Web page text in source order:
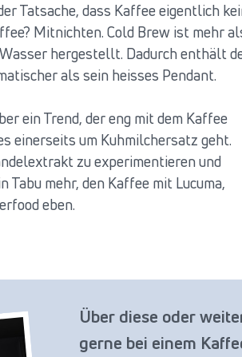
Tatsache, dass Kaffee eigentlich
Mitnichten. Cold Brew ist mehr
hergestellt. Dadurch enthält
als sein heisses Pendant.
ein Trend, der eng mit dem Kaffee
einerseits um Kuhmilchersatz geht.
zu experimentieren und
mehr, den Kaffee mit Lucuma,
eben.
Über diese oder
gerne bei einem